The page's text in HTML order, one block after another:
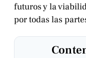
futuros y la
por todas las